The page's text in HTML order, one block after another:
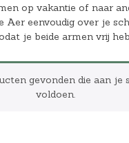
op vakantie of naar
Aer eenvoudig over je
je beide armen vrij
gevonden die aan je
voldoen.